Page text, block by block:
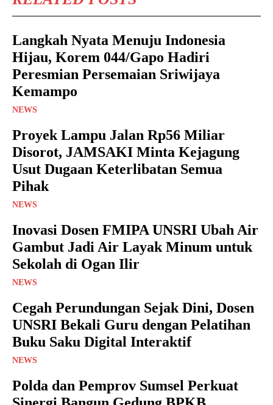
Langkah Nyata Menuju Indonesia
Hijau, Korem 044/Gapo Hadiri
Peresmian Persemaian Sriwijaya
Kemampo
NEWS
Proyek Lampu Jalan Rp56 Miliar
Disorot, JAMSAKI Minta Kejagung
Usut Dugaan Keterlibatan Semua
Pihak
NEWS
Inovasi Dosen FMIPA UNSRI Ubah Air
Gambut Jadi Air Layak Minum untuk
Sekolah di Ogan Ilir
NEWS
Cegah Perundungan Sejak Dini, Dosen
UNSRI Bekali Guru dengan Pelatihan
Buku Saku Digital Interaktif
NEWS
Polda dan Pemprov Sumsel Perkuat